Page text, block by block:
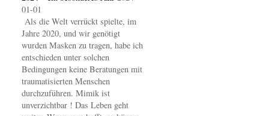
01-01
Als die Welt verrückt spielte, im
Jahre 2020, und wir genötigt
wurden Masken zu tragen, habe ich
entschieden unter solchen
Bedingungen keine Beratungen mit
traumatisierten Menschen
durchzuführen. Mimik ist
unverzichtbar ! Das Leben geht